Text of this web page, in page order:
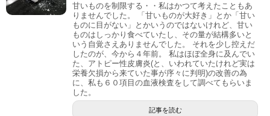
甘いものを制限する・・私はかつて考えたこともあ
りませんでした。 「甘いものが大好き」とか「甘い
ものに目がない」とかいうのではないけれど、甘い
ものはしっかり食べていたし、その量が結構多いと
いう自覚さえありませんでした。 それを少し控えだ
したのが、今から４年前。 私はほぼ全身に及んでい
た、アトピー性皮膚炎(と、いわれていたけれど実は
栄養欠損から来ていた事が序々に判明)の改善の為
に、私も６０項目の血液検査をして調べてもらいま
した。
記事を読む